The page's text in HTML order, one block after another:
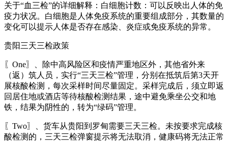
关于“血三检”的详细解释：白细胞计数：可以反映出人体的免
疫力状况。白细胞是人体免疫系统的重要组成部分，其数量的
变化可以提示人体是否存在感染、炎症或免疫系统的异常。
贵阳三天三检政策
〖One〗、除中高风险区和疫情严重地区外，其他省外来
（返）筑人员，实行“三天三检”管理，分别在抵筑后第3天开
展核酸检测，每次采样时间尽量固定。采样完成后，须立即返
回居住地或酒店等待核酸检测结果，途中避免乘坐公交和地
铁，结果为阴性的，转为“绿码”管理。
〖Two〗、货车从贵阳到罗甸需要三天三检。未按要求完成核
酸检测的，三天三检弹窗提示将无法取消，健康码将无法正常